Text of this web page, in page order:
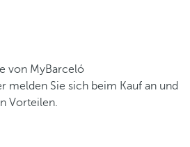
von MyBarceló
melden Sie sich beim Kauf an und
Vorteilen.